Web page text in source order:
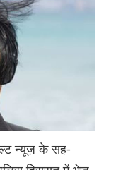
न्यूज़ के सह-